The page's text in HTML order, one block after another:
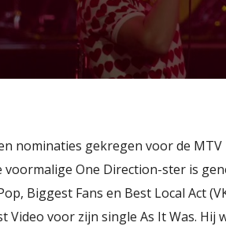
nominaties gekregen voor de MTV
voormalige One Direction-ster is
Biggest Fans en Best Local Act
Video voor zijn single As It Was. Hij